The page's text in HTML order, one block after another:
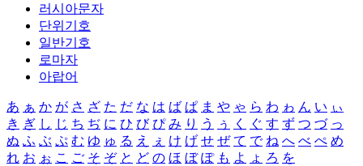
러시아문자
단위기호
일반기호
로마자
아랍어
あ ぁ か が さ ざ た だ な は ば ぱ ま や ゃ ら わ ゎ ん い ぃ
き ぎ し じ ち ぢ に ひ び ぴ み り う ぅ く ぐ す ず つ づ っ
ぬ ふ ぶ ぷ む ゆ ゅ る え ぇ け げ せ ぜ て で ね へ べ ぺ め
れ お ぉ こ ご そ ぞ と ど の ほ ぼ ぽ も よ ょ ろ を